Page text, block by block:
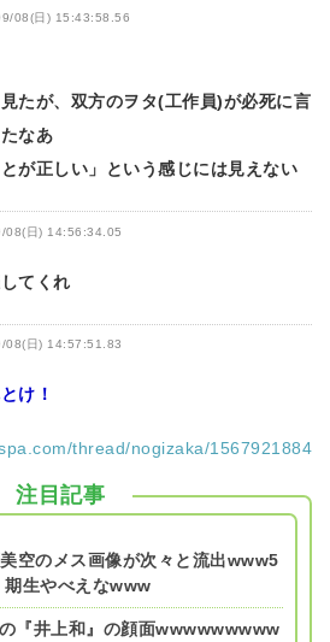
08(日) 15:43:58.56
たが、双方のヲタ(工作員)が必死に言
なあ
が正しい」という感じには見えない
08(日) 14:56:34.05
てくれ
08(日) 14:57:51.83
け！
thread/nogizaka/1567921884
注目記事
美空のメス画像が次々と流出www5
期生やべえなwww
の『井上和』の顔面wwwwwwwww